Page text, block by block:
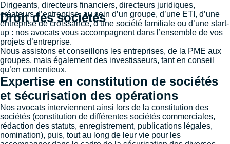
Droit des sociétés
Dirigeants, directeurs financiers, directeurs juridiques,
créateurs d’entreprise, au sein d’un groupe, d’une ETI, d’une
entreprise de croissance, d’une société familiale ou d’une start-
up : nos avocats vous accompagnent dans l’ensemble de vos
projets d’entreprise.
Nous assistons et conseillons les entreprises, de la PME aux
groupes, mais également des investisseurs, tant en conseil
qu’en contentieux.
Expertise en constitution de sociétés
et sécurisation des opérations
Nos avocats interviennent ainsi lors de la constitution des
sociétés (constitution de différentes sociétés commerciales,
rédaction des statuts, enregistrement, publications légales,
nomination), puis, tout au long de leur vie pour les